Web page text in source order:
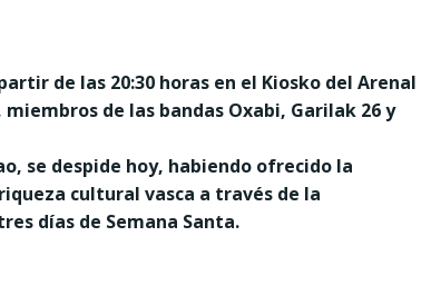
de las 20:30 horas en el Kiosko del Arenal
de las bandas Oxabi, Garilak 26 y
se despide hoy, habiendo ofrecido la
cultural vasca a través de la
días de Semana Santa.